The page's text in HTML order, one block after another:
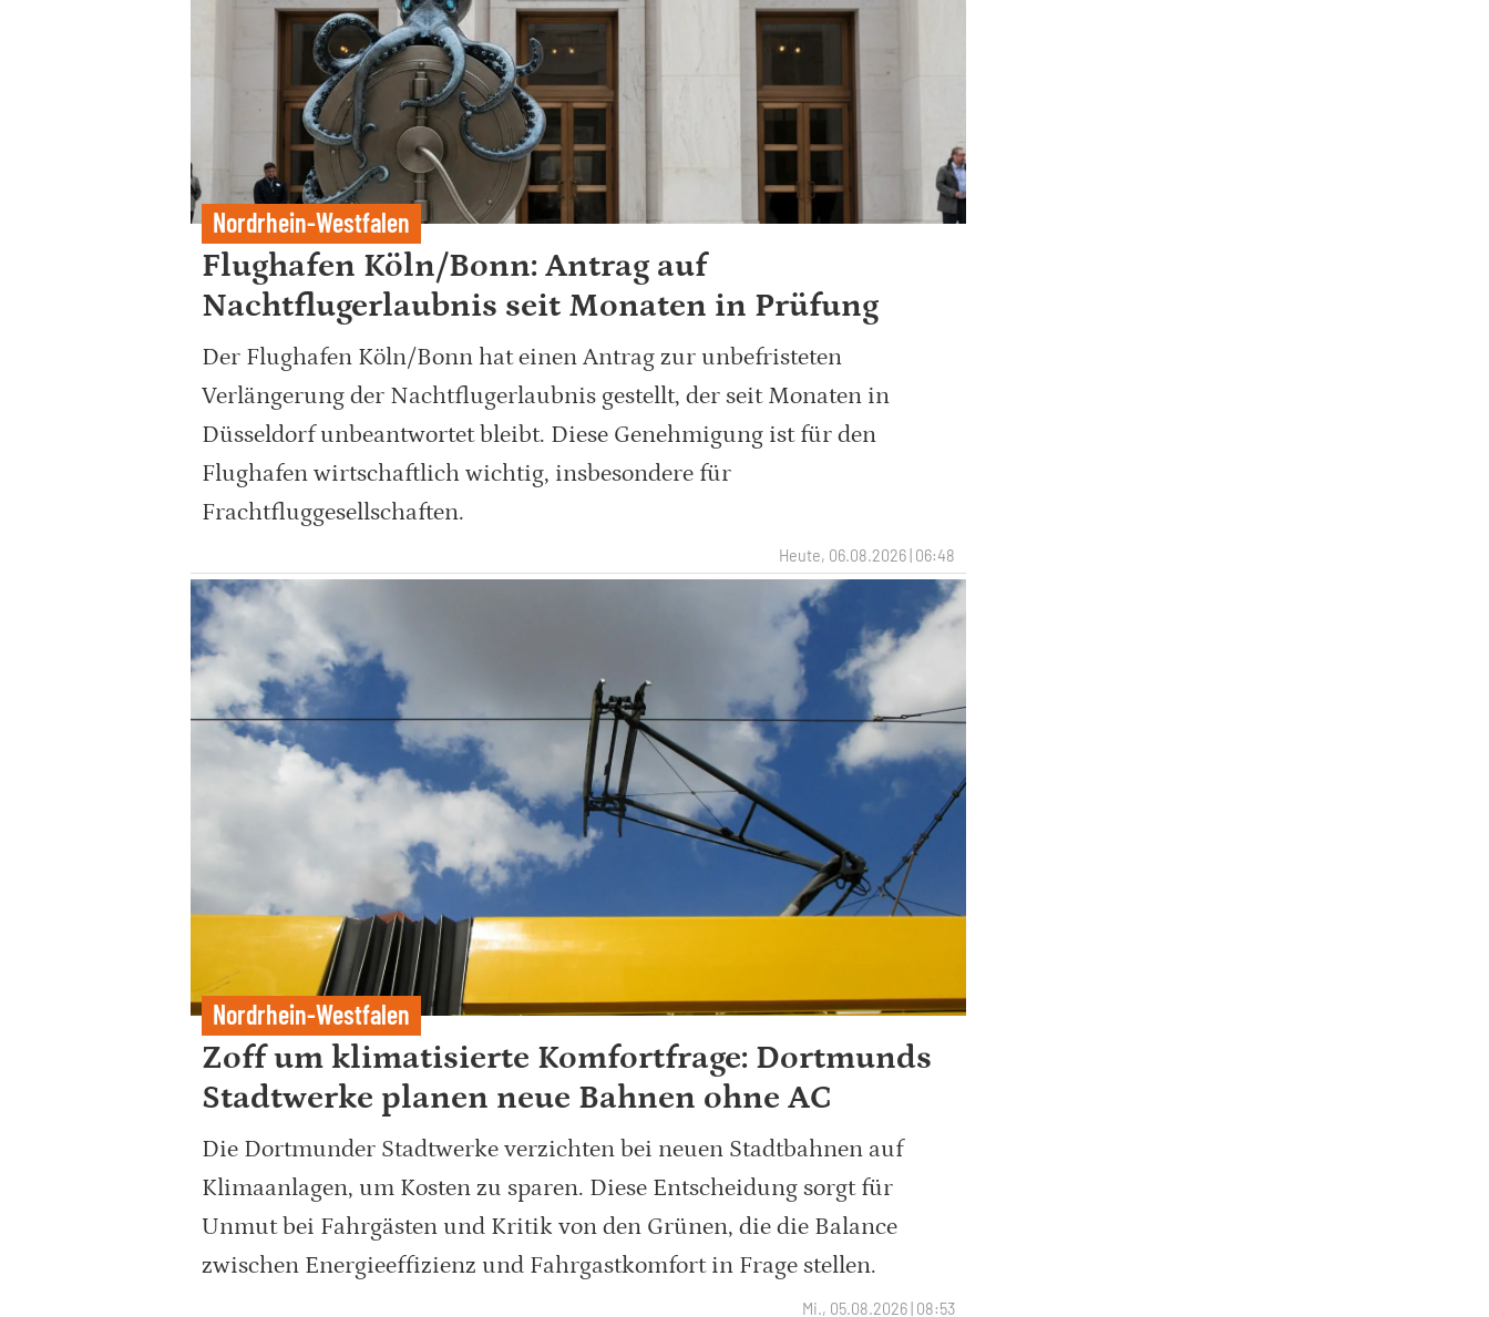
Nordrhein-Westfalen
Flughafen Köln/Bonn: Antrag auf
Nachtflugerlaubnis seit Monaten in Prüfung
Der Flughafen Köln/Bonn hat einen Antrag zur unbefristeten
Verlängerung der Nachtflugerlaubnis gestellt, der seit Monaten in
Düsseldorf unbeantwortet bleibt. Diese Genehmigung ist für den
Flughafen wirtschaftlich wichtig, insbesondere für
Frachtfluggesellschaften.
Heute, 06.08.2026 | 06:48
Nordrhein-Westfalen
Zoff um klimatisierte Komfortfrage: Dortmunds
Stadtwerke planen neue Bahnen ohne AC
Die Dortmunder Stadtwerke verzichten bei neuen Stadtbahnen auf
Klimaanlagen, um Kosten zu sparen. Diese Entscheidung sorgt für
Unmut bei Fahrgästen und Kritik von den Grünen, die die Balance
zwischen Energieeffizienz und Fahrgastkomfort in Frage stellen.
Mi., 05.08.2026 | 08:53